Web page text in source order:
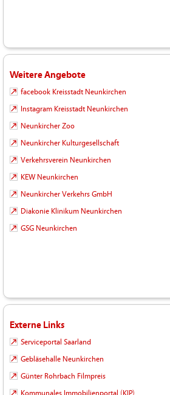
Weitere Angebote
facebook Kreisstadt Neunkirchen
Instagram Kreisstadt Neunkirchen
Neunkircher Zoo
Neunkircher Kulturgesellschaft
Verkehrsverein Neunkirchen
KEW Neunkirchen
Neunkircher Verkehrs GmbH
Diakonie Klinikum Neunkirchen
GSG Neunkirchen
Externe Links
Serviceportal Saarland
Gebläsehalle Neunkirchen
Günter Rohrbach Filmpreis
Kommunales Immobilienportal (KIP)